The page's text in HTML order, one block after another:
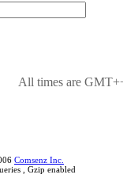
All times are
Comsenz Inc.
, Gzip enabled